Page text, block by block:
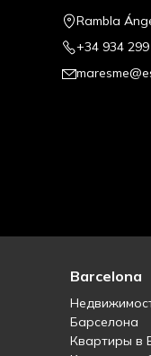
Rambla
+34 934
Barcelona
Барселона
Квартиры в